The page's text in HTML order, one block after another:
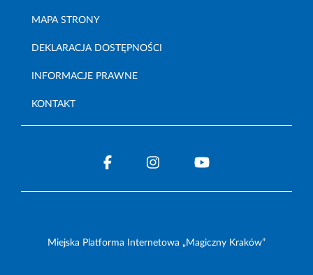
MAPA STRONY
DEKLARACJA DOSTĘPNOŚCI
INFORMACJE PRAWNE
KONTAKT
Miejska Platforma Internetowa „Magiczny Kraków”